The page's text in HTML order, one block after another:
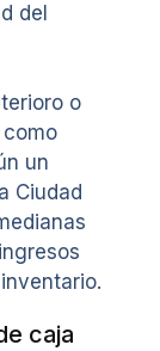
del
o
un
Ciudad
caja